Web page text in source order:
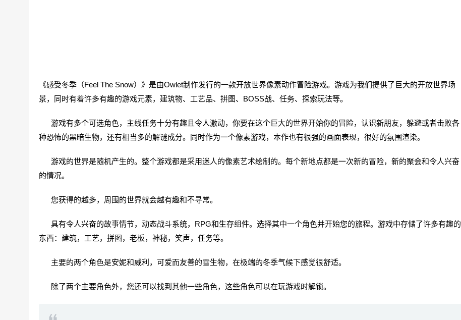
《感受冬季（Feel The Snow）》是由Owlet制作发行的一款开放世界像素动作冒险游戏。游戏为我们提供了巨大的开放世界场
景，同时有着许多有趣的游戏元素，建筑物、工艺品、拼图、BOSS战、任务、探索玩法等。
游戏有多个可选角色，主线任务十分有趣且令人激动，你要在这个巨大的世界开始你的冒险，认识新朋友，躲避或者击败各
种恐怖的黑暗生物，还有相当多的解谜成分。同时作为一个像素游戏，本作也有很强的画面表现，很好的氛围渲染。
游戏的世界是随机产生的。整个游戏都是采用迷人的像素艺术绘制的。每个新地点都是一次新的冒险，新的聚会和令人兴奋
的情况。
您获得的越多，周围的世界就会越有趣和不寻常。
具有令人兴奋的故事情节，动态战斗系统，RPG和生存组件。选择其中一个角色并开始您的旅程。游戏中存储了许多有趣的
东西：建筑，工艺，拼图，老板，神秘，笑声，任务等。
主要的两个角色是安妮和威利，可爱而友善的雪生物，在极端的冬季气候下感觉很舒适。
除了两个主要角色外，您还可以找到其他一些角色，这些角色可以在玩游戏时解锁。